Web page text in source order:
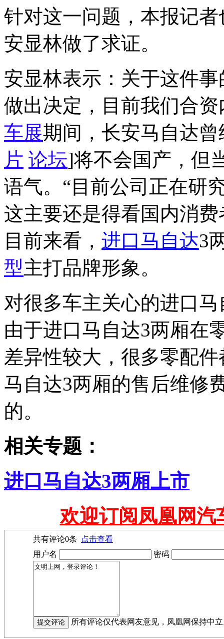
针对这一问题，本报记者
安显林做了求证。
安显林表示：关于这件
做出决定，目前我们合
车展期间，长安马自达
片 论坛]将不会国产，但
语气。“目前公司正在研
这主要还是得看国内消
目前来看， 进口马自达3
型主打品牌形象。
对很多车主关心的进口
由于进口马自达3两厢在
差异性较大，很多零配
马自达3两厢的售后维修
的。
相关专题：
进口马自达3两厢上市
欢迎订阅凤凰网汽
共有评论0条
点击查看
用户名
密码
所有评论仅代表网友意见，凤凰网保持中